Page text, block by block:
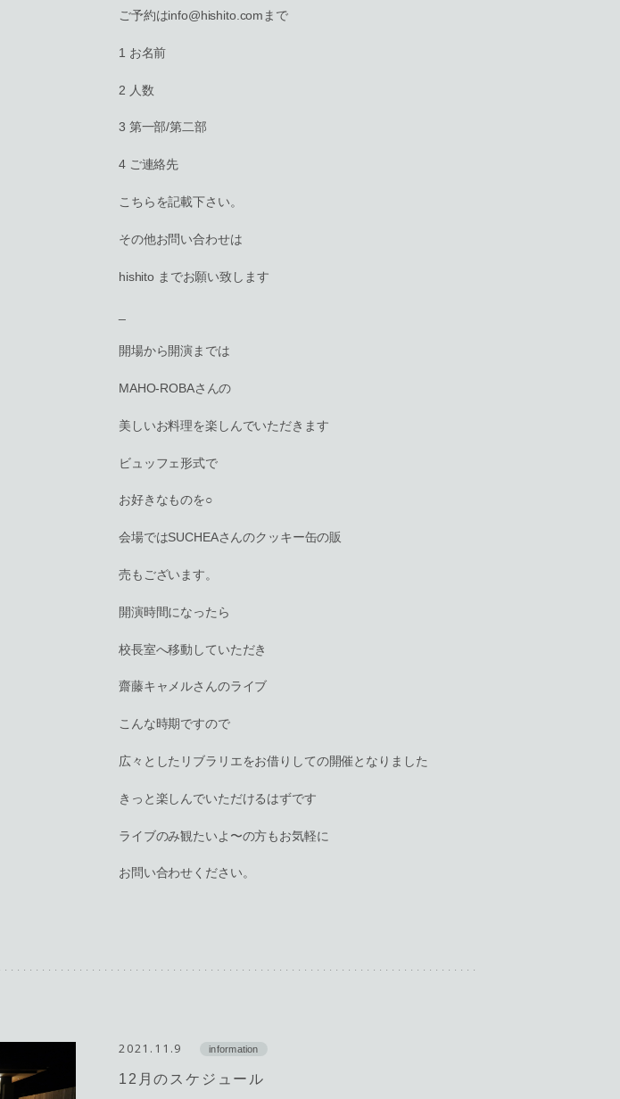
ご予約はinfo@hishito.comまで
1 お名前
2 人数
3 第一部/第二部
4 ご連絡先
こちらを記載下さい。
その他お問い合わせは
hishito までお願い致します
開場から開演までは
MAHO-ROBAさんの
美しいお料理を楽しんでいただきます
ビュッフェ形式で
お好きなものを○
会場ではSUCHEAさんのクッキー缶の販
売もございます。
開演時間になったら
校長室へ移動していただき
齋藤キャメルさんのライブ
こんな時期ですので
広々としたリブラリエをお借りしての開催となりました
きっと楽しんでいただけるはずです
ライブのみ観たいよ〜の方もお気軽に
お問い合わせください。
2021.11.9 information
12月のスケジュール